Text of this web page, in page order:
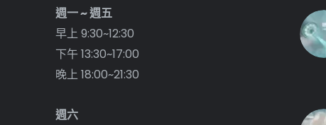
週一 ~ 週五
早上 9:30~12:30
下午 13:30~17:00
晚上 18:00~21:30
週六